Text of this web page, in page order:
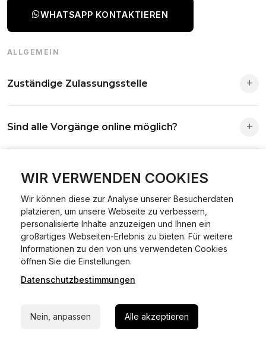
WIR VERWENDEN COOKIES
Wir können diese zur Analyse unserer Besucherdaten
platzieren, um unsere Webseite zu verbessern,
personalisierte Inhalte anzuzeigen und Ihnen ein
großartiges Webseiten-Erlebnis zu bieten. Für weitere
Informationen zu den von uns verwendeten Cookies
öffnen Sie die Einstellungen.
Datenschutzbestimmungen
Nein, anpassen Alle akzeptieren
WHATSAPP KONTAKTIEREN
ALLGEMEIN
Zuständige Zulassungsstelle
Antrag wird automatisch an die richtige Stelle weitergeleitet.
Sind alle Vorgänge online möglich?
Abmeldungen für Fahrzeuge mit Erstzulassung vor dem
Was ist Online Kfz-Zulassung?
Ein Internetverfahren, mit dem du Fahrzeuge anmelden,
ummelden oder abmelden kannst – inklusive Dateneingabe,
Dokumentprüfung und Bezahlung.
Welche Vorteile gibt es?
Zeitersparnis, flexible Durchführung, kein Besuch der
Behörde notwendig.
Welche Unterlagen werden benötigt?
Fahrzeugbrief, Fahrzeugschein, Ausweis oder Reisepass,
Versicherungsnachweis, falls erforderlich TÜV-Bericht.
Die Prozesse laufen über gesicherte Verbindungen mit